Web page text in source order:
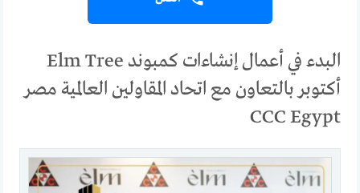
البدء في أعمال إنشاءات كمبوند Elm Tree
أكتوبر بالتعاون مع اتحاد المقاولين العالمية مصر
CCC Egypt